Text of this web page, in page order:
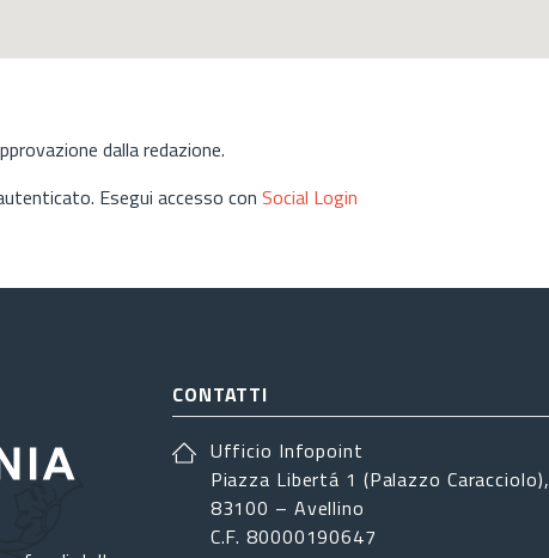
dalla redazione.
Esegui accesso con Social Login
CONTATTI
Ufficio Infopoint
Piazza Libertá 1 (Palazzo Caracciolo),
83100 – Avellino
C.F. 80000190647